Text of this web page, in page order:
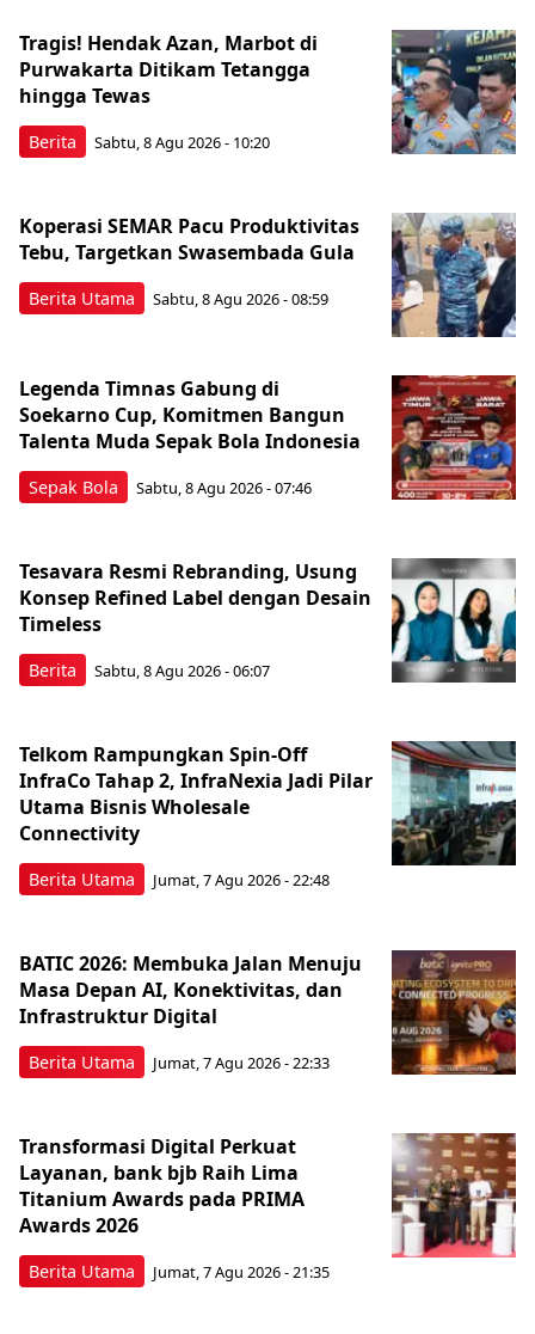
Berita
Tragis! Hendak Azan, Marbot di
Purwakarta Ditikam Tetangga
hingga Tewas
Sabtu, 8 Agu 2026 - 10:20
Berita Utama
Koperasi SEMAR Pacu Produktivitas
Tebu, Targetkan Swasembada Gula
Sabtu, 8 Agu 2026 - 08:59
Sepak Bola
Legenda Timnas Gabung di
Soekarno Cup, Komitmen Bangun
Talenta Muda Sepak Bola Indonesia
Sabtu, 8 Agu 2026 - 07:46
Berita
Tesavara Resmi Rebranding, Usung
Konsep Refined Label dengan Desain
Timeless
Sabtu, 8 Agu 2026 - 06:07
Berita Utama
Telkom Rampungkan Spin-Off
InfraCo Tahap 2, InfraNexia Jadi Pilar
Utama Bisnis Wholesale
Connectivity
Jumat, 7 Agu 2026 - 22:48
Berita Utama
BATIC 2026: Membuka Jalan Menuju
Masa Depan AI, Konektivitas, dan
Infrastruktur Digital
Jumat, 7 Agu 2026 - 22:33
Berita Utama
Transformasi Digital Perkuat
Layanan, bank bjb Raih Lima
Titanium Awards pada PRIMA
Awards 2026
Jumat, 7 Agu 2026 - 21:35